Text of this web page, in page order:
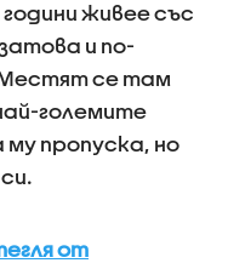
живее със
и по-
Местят се там
големите
пропуска, но
от